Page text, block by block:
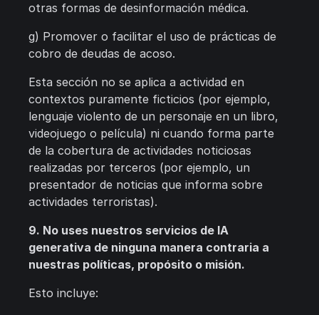
otras formas de desinformación médica.
g) Promover o facilitar el uso de prácticas de
cobro de deudas de acoso.
Esta sección no se aplica a actividad en
contextos puramente ficticios (por ejemplo,
lenguaje violento de un personaje en un libro,
videojuego o película) ni cuando forma parte
de la cobertura de actividades noticiosas
realizadas por terceros (por ejemplo, un
presentador de noticias que informa sobre
actividades terroristas).
9. No uses nuestros servicios de IA
generativa de ninguna manera contraria a
nuestras políticas, propósito o misión.
Esto incluye: